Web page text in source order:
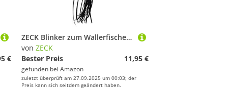
€
ZECK Blinker zum Wallerfischen - Blinker Jörg Octo Spoon - Black - 45g
von ZECK
Bester Preis
11,95 €
gefunden bei Amazon
zuletzt überprüft am 27.09.2025 um 00:03; der
Preis kann sich seitdem geändert haben.